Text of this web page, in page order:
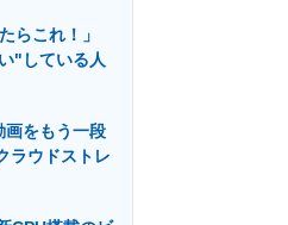
ーの最前線
らこれ！」
"している人
画をもう一段
ラウドストレ